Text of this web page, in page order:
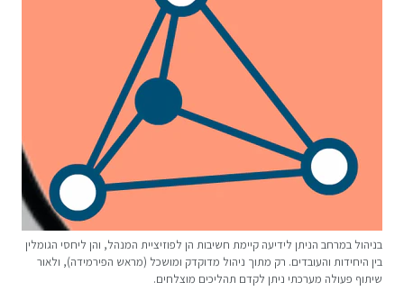
בניהול במרחב הניתן לידיעה קיימת חשיבות הן לפוזיציית המנהל, והן ליחסי הגומלין
בין היחידות והעובדים. רק מתוך ניהול מדוקדק ומושכל (מראש הפירמידה), ולאור
שיתוף פעולה מערכתי ניתן לקדם תהליכים מוצלחים.